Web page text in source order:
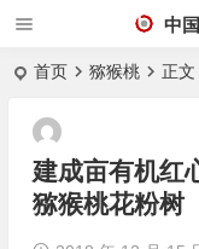
中
首页 猕猴桃 正文
建成亩有机红
猕猴桃花粉树